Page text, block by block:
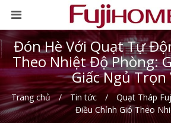
Đón Hè Với Quạt Tự
Theo Nhiệt Độ Phòng:
Giấc Ngủ Trọn
Trang chủ Tin tức
Quạt Tháp
Điều Chỉnh Gió Theo